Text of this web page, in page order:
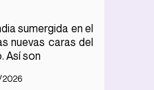
sumergida en el
nuevas caras del
Así son